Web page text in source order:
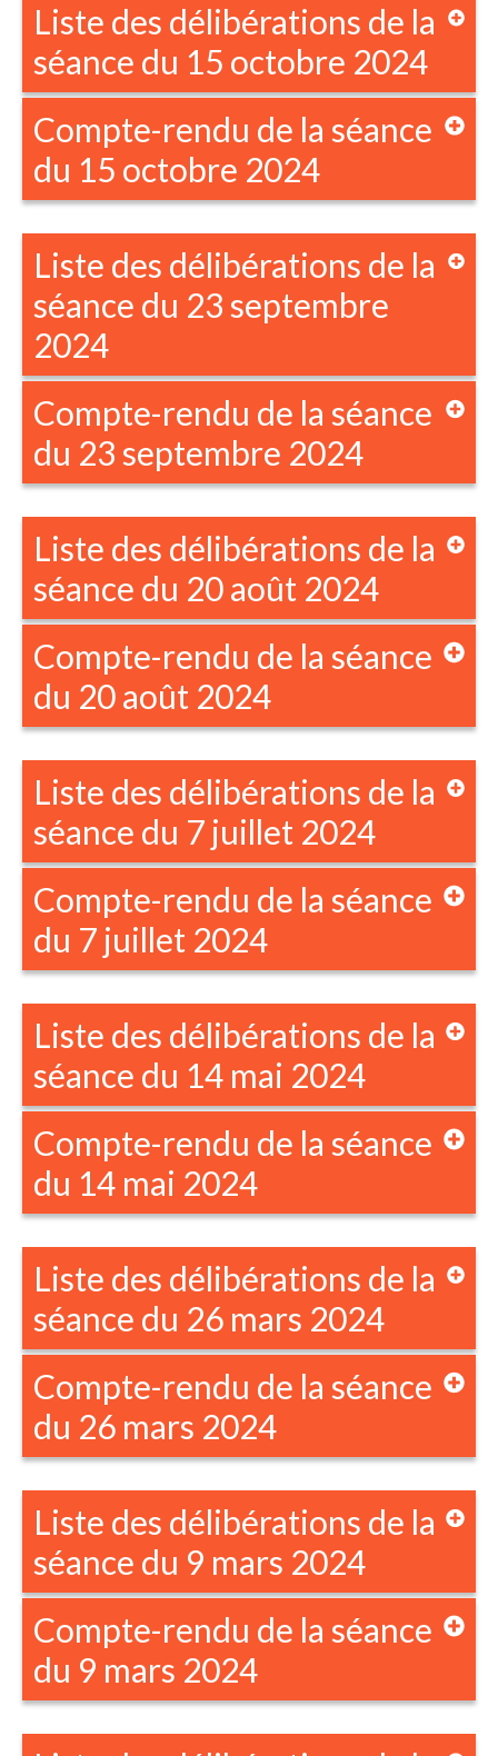
Liste des délibérations de la
séance du 15 octobre 2024
Compte-rendu de la séance
du 15 octobre 2024
Liste des délibérations de la
séance du 23 septembre
2024
Compte-rendu de la séance
du 23 septembre 2024
Liste des délibérations de la
séance du 20 août 2024
Compte-rendu de la séance
du 20 août 2024
Liste des délibérations de la
séance du 7 juillet 2024
Compte-rendu de la séance
du 7 juillet 2024
Liste des délibérations de la
séance du 14 mai 2024
Compte-rendu de la séance
du 14 mai 2024
Liste des délibérations de la
séance du 26 mars 2024
Compte-rendu de la séance
du 26 mars 2024
Liste des délibérations de la
séance du 9 mars 2024
Compte-rendu de la séance
du 9 mars 2024